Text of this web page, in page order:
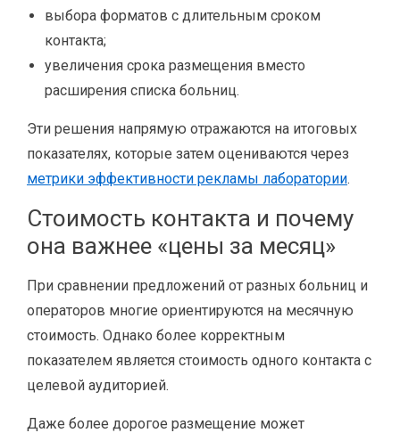
выбора форматов с длительным сроком
контакта;
увеличения срока размещения вместо
расширения списка больниц.
Эти решения напрямую отражаются на итоговых
показателях, которые затем оцениваются через
метрики эффективности рекламы лаборатории.
Стоимость контакта и почему
она важнее «цены за месяц»
При сравнении предложений от разных больниц и
операторов многие ориентируются на месячную
стоимость. Однако более корректным
показателем является стоимость одного контакта с
целевой аудиторией.
Даже более дорогое размещение может